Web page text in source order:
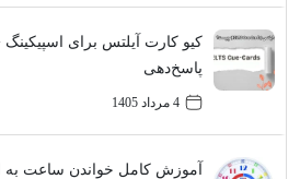
کیو کارت آیلتس برای
پاسخ‌دهی
4 مرداد 1405
آموزش کامل خواندن ساعت به